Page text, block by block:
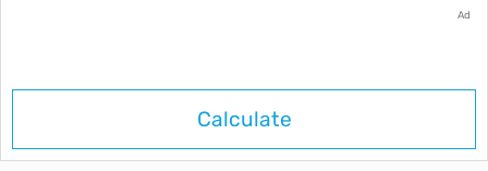
Ad
Calculate